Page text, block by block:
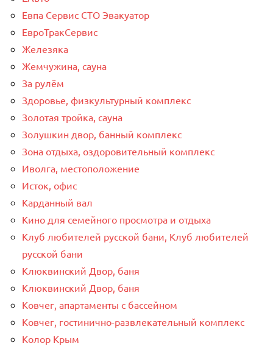
Евпа Сервис СТО Эвакуатор
ЕвроТракСервис
Железяка
Жемчужина, сауна
За рулём
Здоровье, физкультурный комплекс
Золотая тройка, сауна
Золушкин двор, банный комплекс
Зона отдыха, оздоровительный комплекс
Иволга, местоположение
Исток, офис
Карданный вал
Кино для семейного просмотра и отдыха
Клуб любителей русской бани, Клуб любителей
русской бани
Клюквинский Двор, баня
Клюквинский Двор, баня
Ковчег, апартаменты с бассейном
Ковчег, гостинично-развлекательный комплекс
Колор Крым